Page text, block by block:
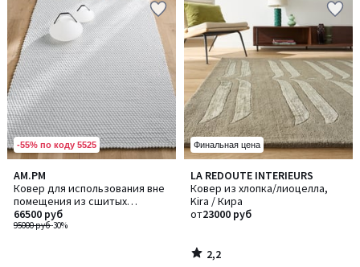
-55% по коду 5525
AM.PM
Ковер для использования вне
помещения из сшитых
веревок, Skido / Скидо
95000 руб-30%
66500 руб
Финальная цена
LA REDOUTE INTERIEURS
Ковер из хлопка/лиоцелла,
Kira / Кира
от23000 руб
2,2
/ 5
2,2
/